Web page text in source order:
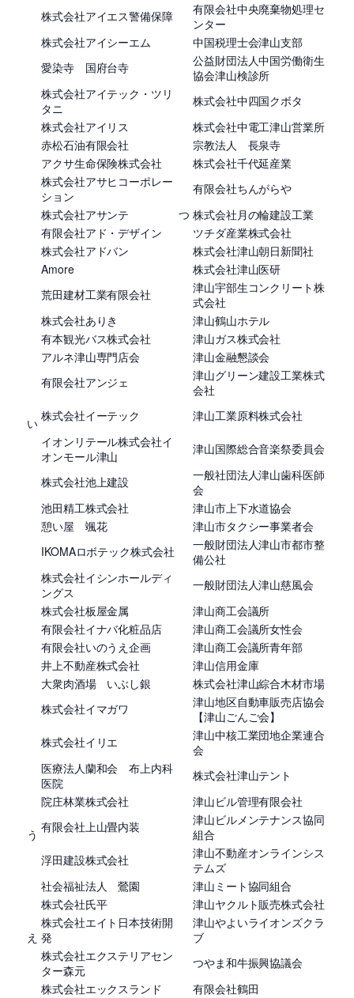
株式会社アイエス警備保障
有限会社中央廃棄物処理セ
ンター
株式会社アイシーエム
中国税理士会津山支部
愛染寺 国府台寺
公益財団法人中国労働衛生
協会津山検診所
株式会社アイテック・ツリ
タニ
株式会社中四国クボタ
株式会社アイリス
株式会社中電工津山営業所
赤松石油有限会社
宗教法人 長泉寺
アクサ生命保険株式会社
株式会社千代延産業
株式会社アサヒコーポレー
ション
有限会社ちんがらや
株式会社アサンテ
つ 株式会社月の輪建設工業
有限会社アド・デザイン
ツチダ産業株式会社
株式会社アドバン
株式会社津山朝日新聞社
Amore
株式会社津山医研
荒田建材工業有限会社
津山宇部生コンクリート株
式会社
株式会社ありき
津山鶴山ホテル
有本観光バス株式会社
津山ガス株式会社
アルネ津山専門店会
津山金融懇談会
有限会社アンジェ
津山グリーン建設工業株式
会社
い 株式会社イーテック
津山工業原料株式会社
イオンリテール株式会社イ
オンモール津山
津山国際総合音楽祭委員会
株式会社池上建設
一般社団法人津山歯科医師
会
池田精工株式会社
津山市上下水道協会
憩い屋 颯花
津山市タクシー事業者会
IKOMAロボテック株式会社
一般財団法人津山市都市整
備公社
株式会社イシンホールディ
ングス
一般財団法人津山慈風会
株式会社板屋金属
津山商工会議所
有限会社イナバ化粧品店
津山商工会議所女性会
有限会社いのうえ企画
津山商工会議所青年部
井上不動産株式会社
津山信用金庫
大衆肉酒場 いぶし銀
株式会社津山綜合木材市場
株式会社イマガワ
津山地区自動車販売店協会
【津山ごんご会】
株式会社イリエ
津山中核工業団地企業連合
会
医療法人蘭和会 布上内科
医院
株式会社津山テント
院庄林業株式会社
津山ビル管理有限会社
う 有限会社上山畳内装
津山ビルメンテナンス協同
組合
浮田建設株式会社
津山不動産オンラインシス
テムズ
社会福祉法人 鶯園
津山ミート協同組合
株式会社氏平
津山ヤクルト販売株式会社
え
株式会社エイト日本技術開
発
津山やよいライオンズクラ
ブ
株式会社エクステリアセン
ター森元
つやま和牛振興協議会
株式会社エックスランド
有限会社鶴田